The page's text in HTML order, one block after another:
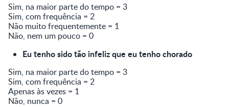
Sim, na maior parte do tempo = 3
Sim, com frequência = 2
Não muito frequentemente = 1
Não, nem um pouco = 0
Eu tenho sido tão infeliz que eu tenho chorado
Sim, na maior parte do tempo = 3
Sim, com frequência = 2
Apenas às vezes = 1
Não, nunca = 0